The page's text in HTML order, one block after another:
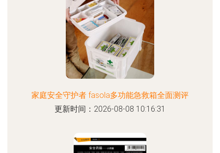
家庭安全守护者 fasola多功能急救箱全面测评
更新时间：2026-08-08 10:16:31